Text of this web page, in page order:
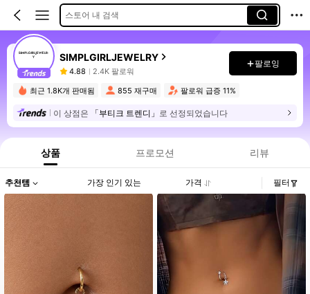
스토어 내 검색
SIMPLGIRLJEWELRY
4.88 2.4K 팔로워
팔로잉
최근 1.8K개 판매됨 855 재구매 팔로워 급증 11%
이 상점은 「부티크 트렌디」 로 선정되었습니다
상품 프로모션 리뷰
추천템 가장 인기 있는 가격 필터